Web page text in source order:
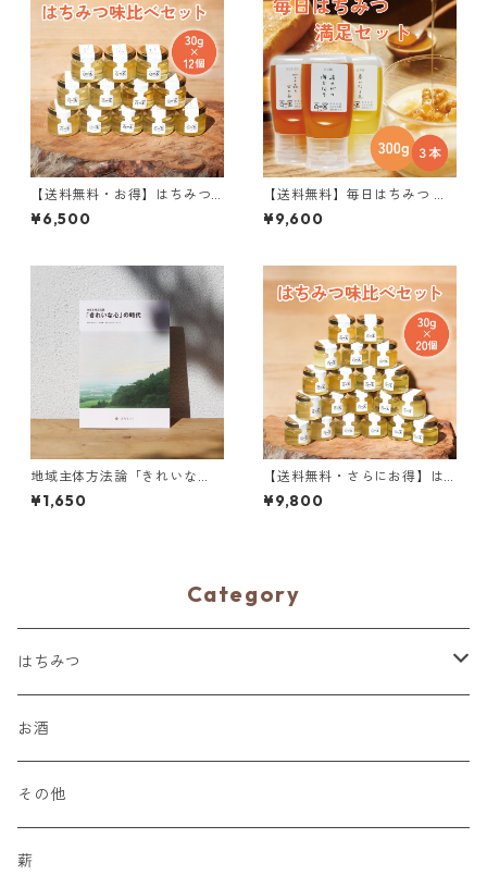
【送料無料・お得】はちみつ
味比べセット 30g×12個
¥6,500
【送料無料】毎日はちみつ 満
足セット 300g×3個
¥9,600
地域主体方法論「きれいな
心」の時代 地域に根差し
た“新産業”創出に向けたプロセ
¥1,650
【送料無料・さらにお得】は
ちみつ味比べセット 30g×20
個
¥9,800
Category
はちみつ
単品
食べ比べセット
詰め替えセット
お酒
その他
薪